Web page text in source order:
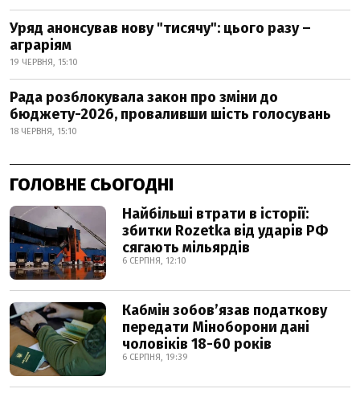
Уряд анонсував нову "тисячу": цього разу –
аграріям
19 ЧЕРВНЯ, 15:10
Рада розблокувала закон про зміни до
бюджету-2026, проваливши шість голосувань
18 ЧЕРВНЯ, 15:10
ГОЛОВНЕ СЬОГОДНІ
Найбільші втрати в історії:
збитки Rozetka від ударів РФ
сягають мільярдів
6 СЕРПНЯ, 12:10
Кабмін зобовʼязав податкову
передати Міноборони дані
чоловіків 18-60 років
6 СЕРПНЯ, 19:39